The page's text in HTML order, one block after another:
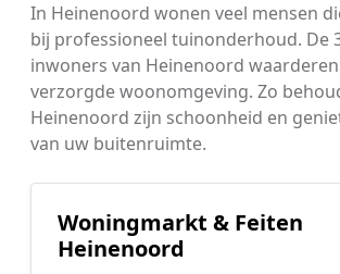
In Heinenoord wonen veel mensen
bij professioneel tuinonderhoud. De
inwoners van Heinenoord
verzorgde woonomgeving. Zo
Heinenoord zijn schoonheid en
van uw buitenruimte.
Woningmarkt & Feiten
Heinenoord